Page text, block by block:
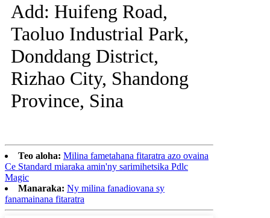
Add: Huifeng Road,
Taoluo Industrial Park,
Donddang District,
Rizhao City, Shandong
Province, Sina
Teo aloha: Milina fametahana fitaratra azo ovaina
Ce Standard miaraka amin'ny sarimihetsika Pdlc
Magic
Manaraka: Ny milina fanadiovana sy
fanamainana fitaratra